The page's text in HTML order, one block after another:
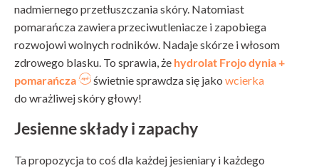
nadmiernego przetłuszczania skóry. Natomiast
pomarańcza zawiera przeciwutleniacze i zapobiega
rozwojowi wolnych rodników. Nadaje skórze i włosom
zdrowego blasku. To sprawia, że hydrolat Frojo dynia +
pomarańcza
świetnie sprawdza się jako wcierka
do wrażliwej skóry głowy!
Jesienne składy i zapachy
Ta propozycja to coś dla każdej jesieniary i każdego